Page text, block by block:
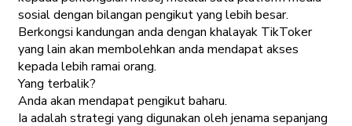
sosial dengan bilangan pengikut yang lebih besar.
Berkongsi kandungan anda dengan khalayak TikToker
yang lain akan membolehkan anda mendapat akses
kepada lebih ramai orang.
Yang terbalik?
Anda akan mendapat pengikut baharu.
Ia adalah strategi yang digunakan oleh jenama sepanjang